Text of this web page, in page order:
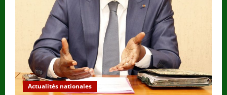
Actualités nationales